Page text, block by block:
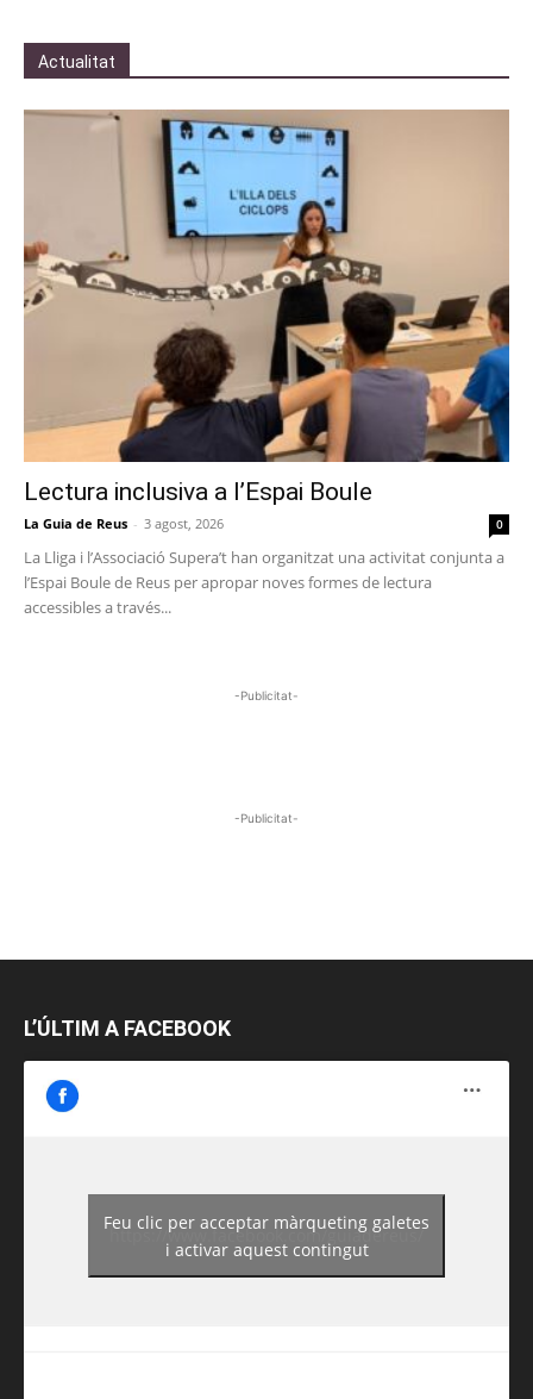
Actualitat
Lectura inclusiva a l’Espai Boule
La Guia de Reus - 3 agost, 2026 0
La Lliga i l’Associació Supera’t han organitzat una activitat conjunta a
l’Espai Boule de Reus per apropar noves formes de lectura
accessibles a través...
-Publicitat-
-Publicitat-
L’ÚLTIM A FACEBOOK
https://www.facebook.com/guiadereus/
Feu clic per acceptar màrqueting galetes
i activar aquest contingut